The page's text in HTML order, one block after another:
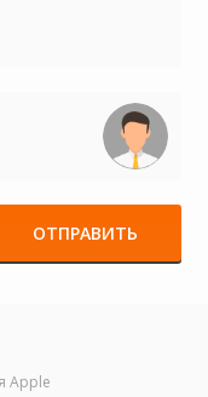
ОТПРАВИТЬ
Apple